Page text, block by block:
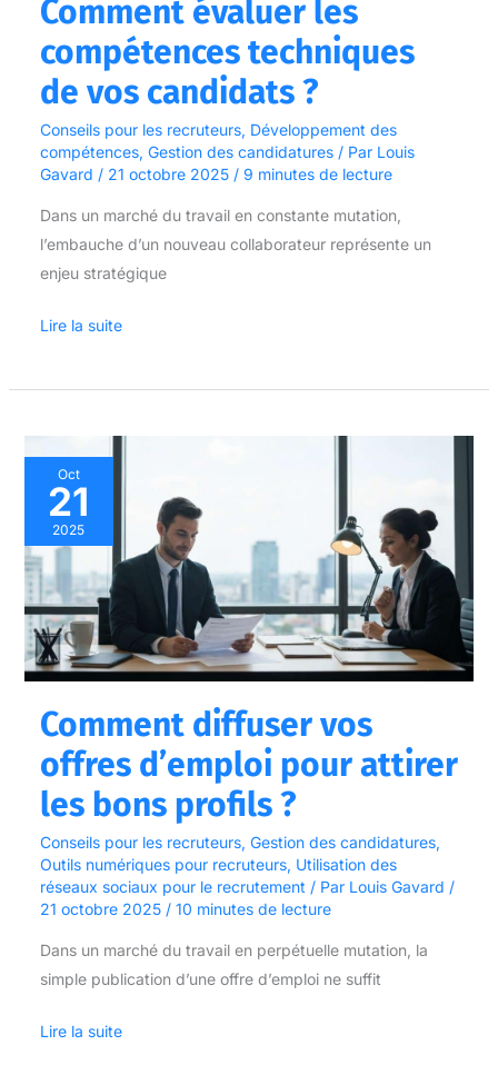
Comment évaluer les
compétences techniques
de vos candidats ?
Conseils pour les recruteurs, Développement des
compétences, Gestion des candidatures/ Par Louis
Gavard / 21 octobre 2025 / 9 minutes de lecture
Dans un marché du travail en constante mutation,
l’embauche d’un nouveau collaborateur représente un
enjeu stratégique
Lire la suite
Oct
21
2025
Comment diffuser vos
offres d’emploi pour attirer
les bons profils ?
Conseils pour les recruteurs, Gestion des candidatures,
Outils numériques pour recruteurs, Utilisation des
réseaux sociaux pour le recrutement/ Par Louis Gavard /
21 octobre 2025 / 10 minutes de lecture
Dans un marché du travail en perpétuelle mutation, la
simple publication d’une offre d’emploi ne suffit
Comment
diffuser
vos
offres
d’emploi
pour
attirer
les
profils
?
Lire la suite